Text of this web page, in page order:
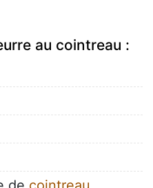
au cointreau :